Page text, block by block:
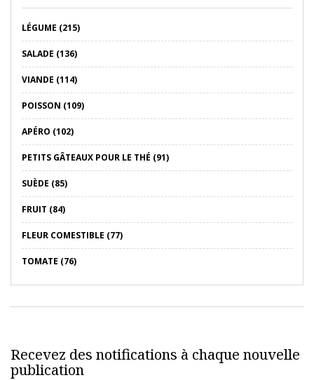
LÉGUME (215)
SALADE (136)
VIANDE (114)
POISSON (109)
APÉRO (102)
PETITS GÂTEAUX POUR LE THÉ (91)
SUÈDE (85)
FRUIT (84)
FLEUR COMESTIBLE (77)
TOMATE (76)
Recevez des notifications à chaque nouvelle
publication